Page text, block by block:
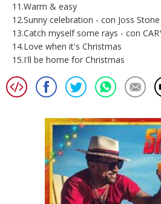
11.Warm & easy
12.Sunny celebration - con Joss Stone
13.Catch myself some rays - con
14.Love when it's Christmas
15.I'll be home for Christmas